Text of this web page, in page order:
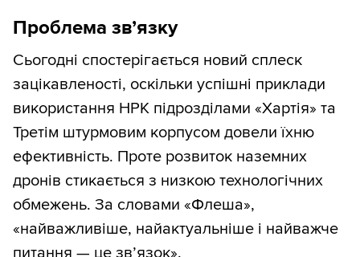
Проблема зв’язку
Сьогодні спостерігається новий сплеск
зацікавленості, оскільки успішні приклади
використання НРК підрозділами «Хартія» та
Третім штурмовим корпусом довели їхню
ефективність. Проте розвиток наземних
дронів стикається з низкою технологічних
обмежень. За словами «Флеша»,
«найважливіше, найактуальніше і найважче